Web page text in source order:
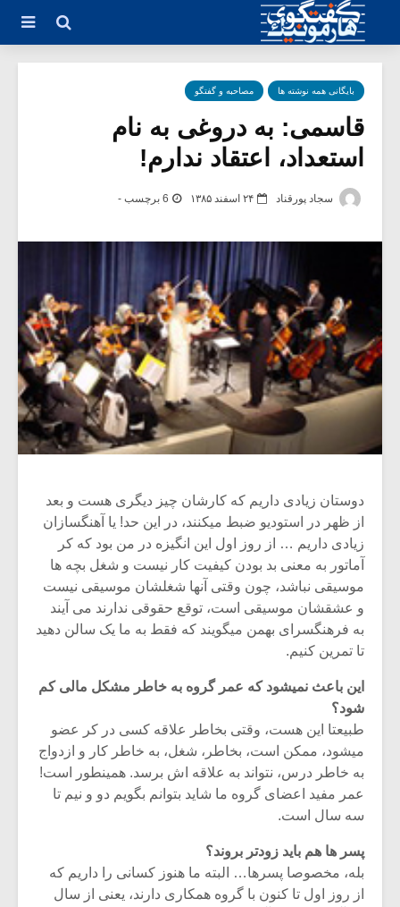
بایگانی همه نوشته ها مصاحبه و گفتگو
قاسمی: به دروغی به نام
استعداد، اعتقاد ندارم!
سجاد پورقناد ۲۴ اسفند ۱۳۸۵ 6 برچسب -
دوستان زیادی داریم که کارشان چیز دیگری هست و بعد
از ظهر در استودیو ضبط میکنند، در این حد! یا آهنگسازان
زیادی داریم … از روز اول این انگیزه در من بود که کر
آماتور به معنی بد بودن کیفیت کار نیست و شغل بچه ها
موسیقی نباشد، چون وقتی آنها شغلشان موسیقی نیست
و عشقشان موسیقی است، توقع حقوقی ندارند می آیند
به فرهنگسرای بهمن میگویند که فقط به ما یک سالن دهید
تا تمرین کنیم.
این باعث نمیشود که عمر گروه به خاطر مشکل مالی کم
شود؟
طبیعتا این هست، وقتی بخاطر علاقه کسی در کر عضو
میشود، ممکن است، بخاطر، شغل، به خاطر کار و ازدواج
به خاطر درس، نتواند به علاقه اش برسد. همینطور است!
عمر مفید اعضای گروه ما شاید بتوانم بگویم دو و نیم تا
سه سال است.
پسر ها هم باید زودتر بروند؟
بله، مخصوصا پسرها… البته ما هنوز کسانی را داریم که
از روز اول تا کنون با گروه همکاری دارند، یعنی از سال